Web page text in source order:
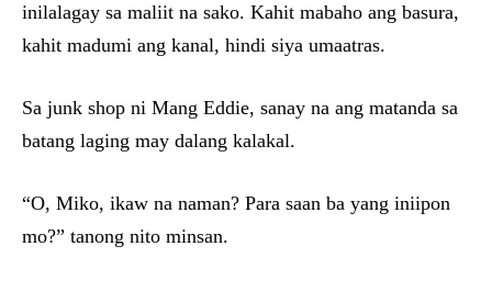
inilalagay sa maliit na sako. Kahit mabaho ang basura,
kahit madumi ang kanal, hindi siya umaatras.
Sa junk shop ni Mang Eddie, sanay na ang matanda sa
batang laging may dalang kalakal.
“O, Miko, ikaw na naman? Para saan ba yang iniipon
mo?” tanong nito minsan.